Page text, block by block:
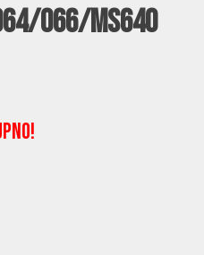
066/MS640